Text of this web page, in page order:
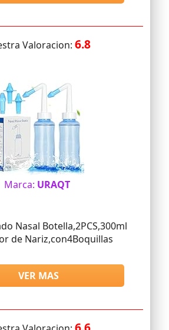
Valoracion: 6.8
Marca: URAQT
Nasal Botella,2PCS,300ml
de Nariz,con4Boquillas
VER MAS